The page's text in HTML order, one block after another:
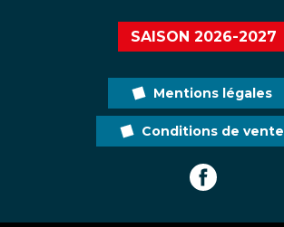
SAISON 2026-2027
Mentions légales
Conditions de vente